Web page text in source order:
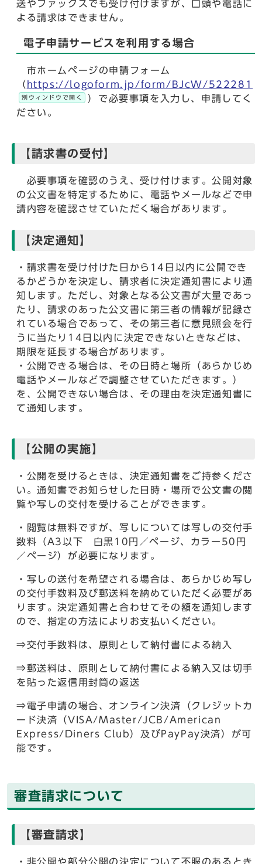
送やファックスでも受け付けますが、口頭や電話に
よる請求はできません。
電子申請サービスを利用する場合
市ホームページの申請フォーム
（ https://logoform.jp/form/BJcW/522281
別ウィンドウで開く
）で必要事項を入力し、申請してく
ださい。
【請求書の受付】
必要事項を確認のうえ、受け付けます。公開対象
の公文書を特定するために、電話やメールなどで申
請内容を確認させていただく場合があります。
【決定通知】
・請求書を受け付けた日から14日以内に公開でき
るかどうかを決定し、請求者に決定通知書により通
知します。ただし、対象となる公文書が大量であっ
たり、請求のあった公文書に第三者の情報が記録さ
れている場合であって、その第三者に意見照会を行
うに当たり14日以内に決定できないときなどは、
期限を延長する場合があります。
・公開できる場合は、その日時と場所（あらかじめ
電話やメールなどで調整させていただきます。）
を、公開できない場合は、その理由を決定通知書に
て通知します。
【公開の実施】
・公開を受けるときは、決定通知書をご持参くださ
い。通知書でお知らせした日時・場所で公文書の閲
覧や写しの交付を受けることができます。
・閲覧は無料ですが、写しについては写しの交付手
数料（A3以下 白黒10円／ページ、カラー50円
／ページ）が必要になります。
・写しの送付を希望される場合は、あらかじめ写し
の交付手数料及び郵送料を納めていただく必要があ
ります。決定通知書と合わせてその額を通知します
ので、指定の方法によりお支払いください。
⇒交付手数料は、原則として納付書による納入
⇒郵送料は、原則として納付書による納入又は切手
を貼った返信用封筒の返送
⇒電子申請の場合、オンライン決済（クレジットカ
ード決済（VISA/Master/JCB/American
Express/Diners Club）及びPayPay決済）が可
能です。
審査請求について
【審査請求】
・非公開や部分公開の決定について不服のあるとき